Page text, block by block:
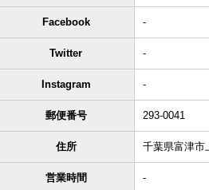
Facebook -
Twitter -
Instagram -
郵便番号 293-0041
住所 千葉県富津市
営業時間 -